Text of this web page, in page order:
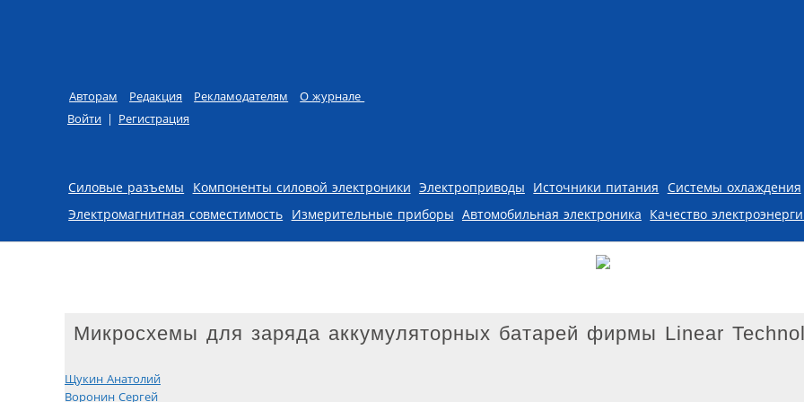
Авторам Редакция Рекламодателям
О журнале
Войти | Регистрация
Skip to content
Силовые разъемы Компоненты силовой электроники Электроприводы Источники питания Системы охлаждения
Электромагнитная совместимость Измерительные приборы Автомобильная электроника Качество
Микросхемы для заряда аккумуляторных батарей фирмы Linear
Щукин Анатолий
Воронин Сергей